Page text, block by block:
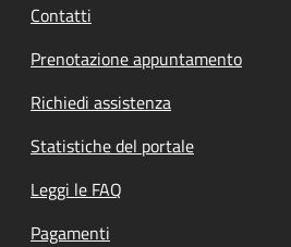
Contatti
Prenotazione appuntamento
Richiedi assistenza
Statistiche del portale
Leggi le FAQ
Pagamenti